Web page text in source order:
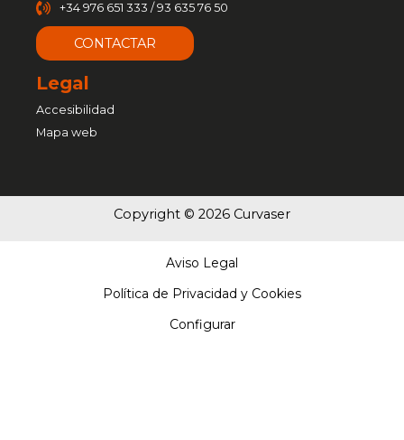
+34 976 651 333 / 93 635 76 50
CONTACTAR
Legal
Accesibilidad
Mapa web
Copyright © 2026 Curvaser
Aviso Legal
Política de Privacidad y Cookies
Configurar